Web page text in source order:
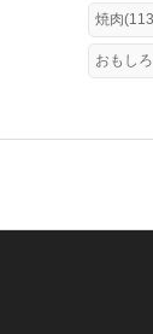
焼肉
おもし